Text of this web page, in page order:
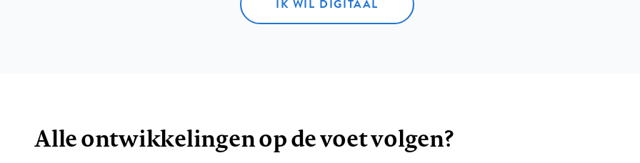
IK WIL DIGITAAL
Alle ontwikkelingen op de voet volgen?